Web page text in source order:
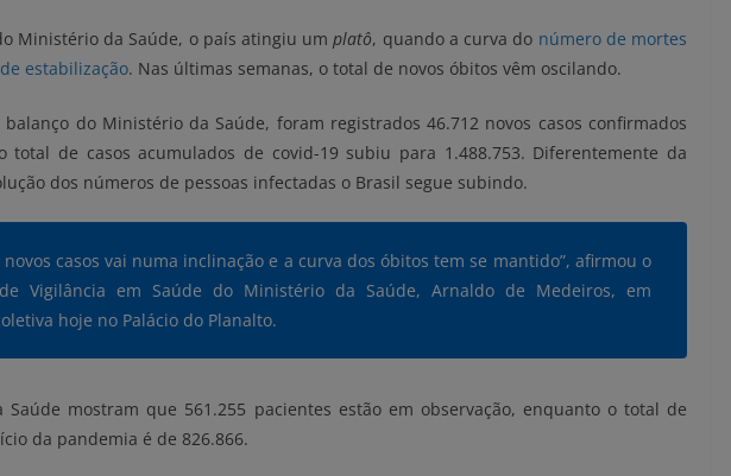
Ministério da Saúde, o país atingiu umplatô, quando a curva do número de mortes
estabilização. Nas últimas semanas, o total de novos óbitos vêm oscilando.
do Ministério da Saúde, foram registrados 46.712 novos casos confirmados
total de casos acumulados de covid-19 subiu para 1.488.753. Diferentemente da
dos números de pessoas infectadas o Brasil segue subindo.
novos casos vai numa inclinação e a curva dos óbitos tem se mantido”, afirmou o
Vigilância em Saúde do Ministério da Saúde, Arnaldo de Medeiros, em
hoje no Palácio do Planalto.
mostram que 561.255 pacientes estão em observação, enquanto o total de
da pandemia é de 826.866.